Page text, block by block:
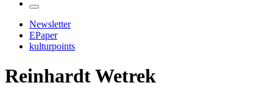
Newsletter
EPaper
kulturpoints
Reinhardt Wetrek